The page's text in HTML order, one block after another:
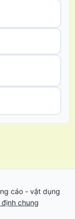
cáo - vật dụng
chung